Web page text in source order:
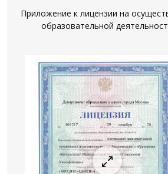
Приложение к лицензии на
образовательной